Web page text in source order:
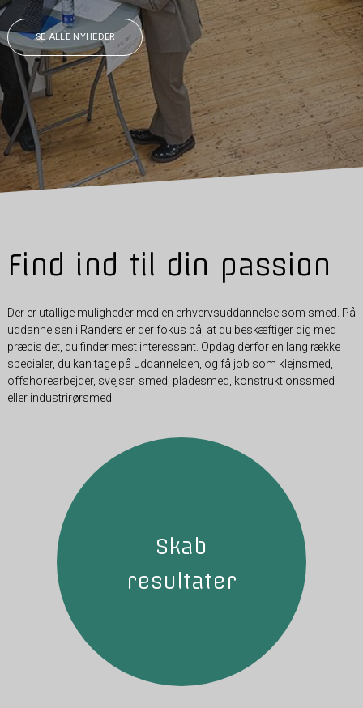
SE ALLE NYHEDER
Find ind til din passion
Der er utallige muligheder med en erhvervsuddannelse som smed. På
uddannelsen i Randers er der fokus på, at du beskæftiger dig med
præcis det, du finder mest interessant. Opdag derfor en lang række
specialer, du kan tage på uddannelsen, og få job som klejnsmed,
offshorearbejder, svejser, smed, pladesmed, konstruktionssmed
eller industrirørsmed.
Skab
resultater